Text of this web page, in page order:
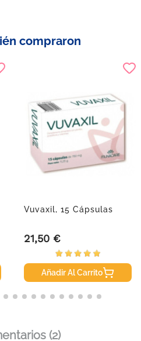
compraron
Vuvaxil, 15 Cápsulas
Precio
21,50 €
Añadir Al Carrito
(2)